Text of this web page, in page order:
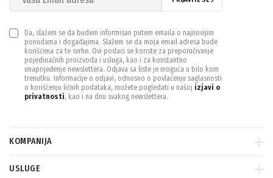
Da, slažem se da budem informisan putem emaila o najnovijim
ponudama i događajima. Slažem se da moja email adresa bude
korišćena za te svrhe. Ovi podaci se koriste za preporučivanje
pojedinačnih proizvoda i usluga, kao i za konstantno
unaprijeđenje newslettera. Odjava sa liste je moguća u bilo kom
trenutku. Informacije o odjavi, odnosno o povlačenju saglasnosti
o korišćenju ličnih podataka, možete pogledati u našoj izjavi o
privatnosti, kao i na dnu svakog newslettera.
KOMPANIJA
USLUGE